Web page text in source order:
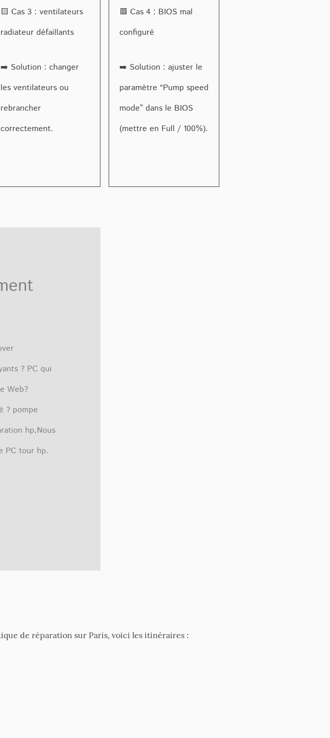
🟨 Cas 3 : ventilateurs
radiateur défaillants
➡️ Solution : changer
les ventilateurs ou
rebrancher
correctement.
🟥 Cas 4 : BIOS mal
configuré
➡️ Solution : ajuster le
paramètre “Pump speed
mode” dans le BIOS
(mettre en Full / 100%).
? PC qui
Web?
? pompe
hp,Nous
PC tour hp.
de réparation sur Paris, voici les itinéraires :